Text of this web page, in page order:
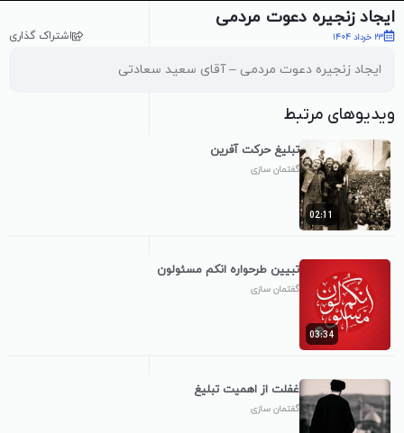
ایجاد زنجیره دعوت مردمی
23 خرداد 1404 اشتراک گذاری
ایجاد زنجیره دعوت مردمی – آقای سعید سعادتی
ویدیوهای مرتبط
02:11
تبلیغ حرکت آفرین
گفتمان سازی
03:34
تبیین طرحواره انکم مسئولون
گفتمان سازی
غفلت از اهمیت تبلیغ
گفتمان سازی